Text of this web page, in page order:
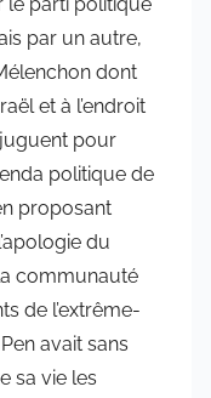
par un autre,
dont
et à l’endroit
pour
politique de
proposant
du
communauté
de l’extrême-
avait sans
sa vie les